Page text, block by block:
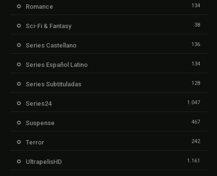
Romance 134
Sci-Fi & Fantasy 38
Series Castellano 136
Series Español Latino 134
Series Subtituladas 128
Series24 1.047
Suspense 467
Terror 242
UltrapelisHD 1.161